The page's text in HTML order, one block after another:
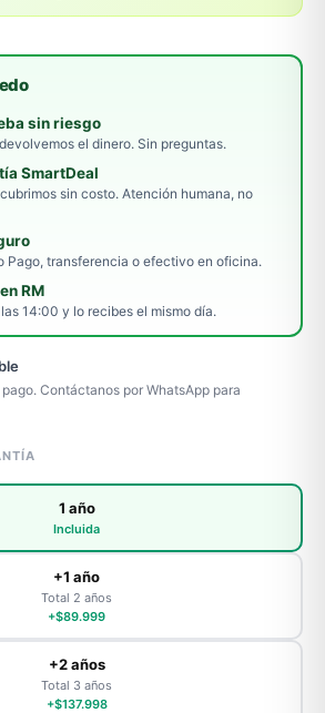
sin riesgo
el dinero. Sin preguntas.
SmartDeal
sin costo. Atención humana, no
Pago, transferencia o efectivo en oficina.
RM
14:00 y lo recibes el mismo día.
Contáctanos por WhatsApp para
1 año
Incluida
+1 año
Total 2 años
+$89.999
+2 años
Total 3 años
+$137.998